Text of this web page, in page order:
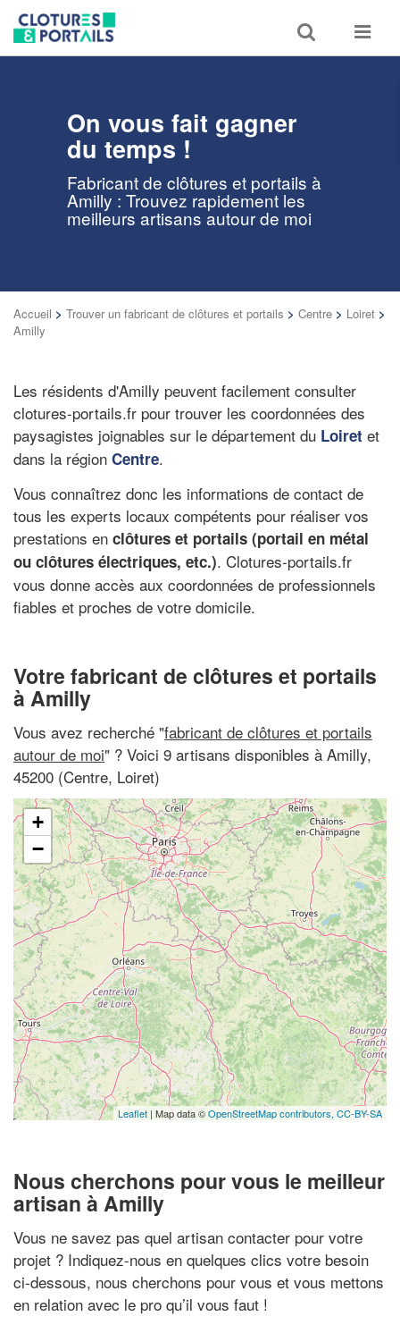
Toggle
search
Toggle
On vous fait gagner
du temps !
Fabricant de clôtures et portails à
Amilly : Trouvez rapidement les
meilleurs artisans autour de moi
Accueil > Trouver un fabricant de clôtures et portails > Centre > Loiret >
Amilly
Les résidents d'Amilly peuvent facilement consulter
clotures-portails.fr pour trouver les coordonnées des
paysagistes joignables sur le département du Loiret et
dans la région Centre.
Vous connaîtrez donc les informations de contact de
tous les experts locaux compétents pour réaliser vos
prestations en clôtures et portails (portail en métal
ou clôtures électriques, etc.). Clotures-portails.fr
vous donne accès aux coordonnées de professionnels
fiables et proches de votre domicile.
Votre fabricant de clôtures et portails
à Amilly
Vous avez recherché "fabricant de clôtures et portails
autour de moi" ? Voici 9 artisans disponibles à Amilly,
45200 (Centre, Loiret)
+
−
Leaflet | Map data ©OpenStreetMap contributors,CC-BY-SA
Nous cherchons pour vous le meilleur
artisan à Amilly
Vous ne savez pas quel artisan contacter pour votre
projet ? Indiquez-nous en quelques clics votre besoin
ci-dessous, nous cherchons pour vous et vous mettons
en relation avec le pro qu’il vous faut !